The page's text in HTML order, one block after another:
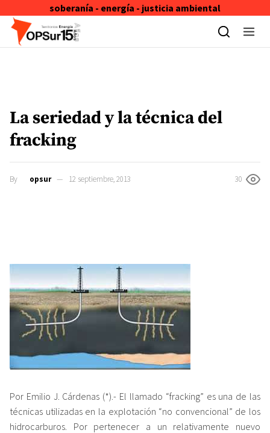
soberanía - energía - justicia ambiental
Skip to content
La seriedad y la técnica del
fracking
By opsur 12 septiembre, 2013 30
Por Emilio J. Cárdenas (*).- El llamado “fracking” es una de las
técnicas utilizadas en la explotación “no convencional” de los
hidrocarburos. Por pertenecer a un relativamente nuevo